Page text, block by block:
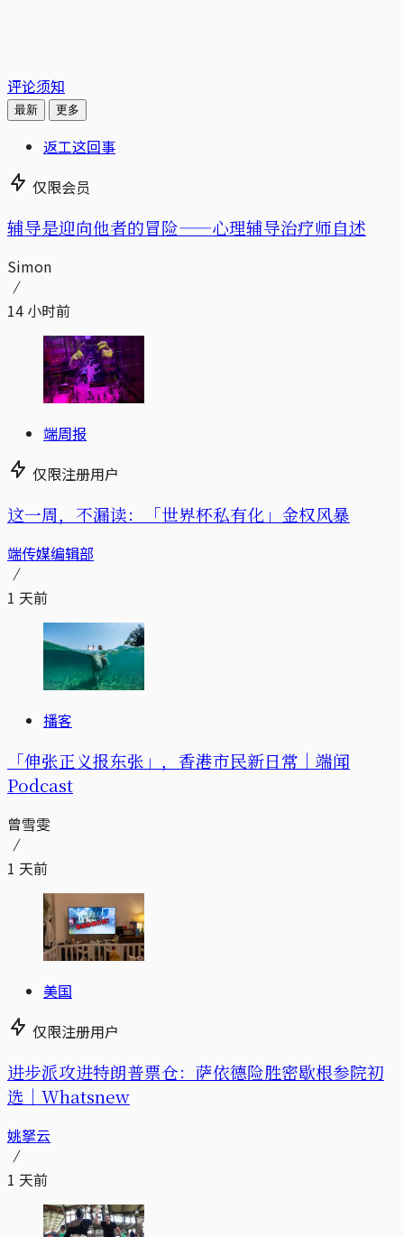
评论须知
最新 更多
返工这回事
仅限会员
辅导是迎向他者的冒险——心理辅导治疗师自述
Simon
14 小时前
端周报
仅限注册用户
这一周，不漏读：「世界杯私有化」金权风暴
端传媒编辑部
1 天前
播客
「伸张正义报东张」，香港市民新日常｜端闻
Podcast
曾雪雯
1 天前
美国
仅限注册用户
进步派攻进特朗普票仓：萨依德险胜密歇根参院初
选｜Whatsnew
姚拏云
1 天前